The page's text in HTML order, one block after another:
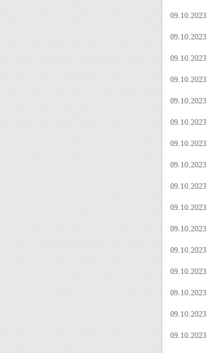
09.10.2023
09.10.2023
09.10.2023
09.10.2023
09.10.2023
09.10.2023
09.10.2023
09.10.2023
09.10.2023
09.10.2023
09.10.2023
09.10.2023
09.10.2023
09.10.2023
09.10.2023
09.10.2023